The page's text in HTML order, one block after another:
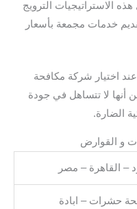
الاستراتيجيات الترويج
خدمات مجمعة بأسعار
اختيار شركة مكافحة
أنها لا تتساهل في جودة
الضارة.
و القوارض
– القاهرة – مصر
حشرات – ابادة